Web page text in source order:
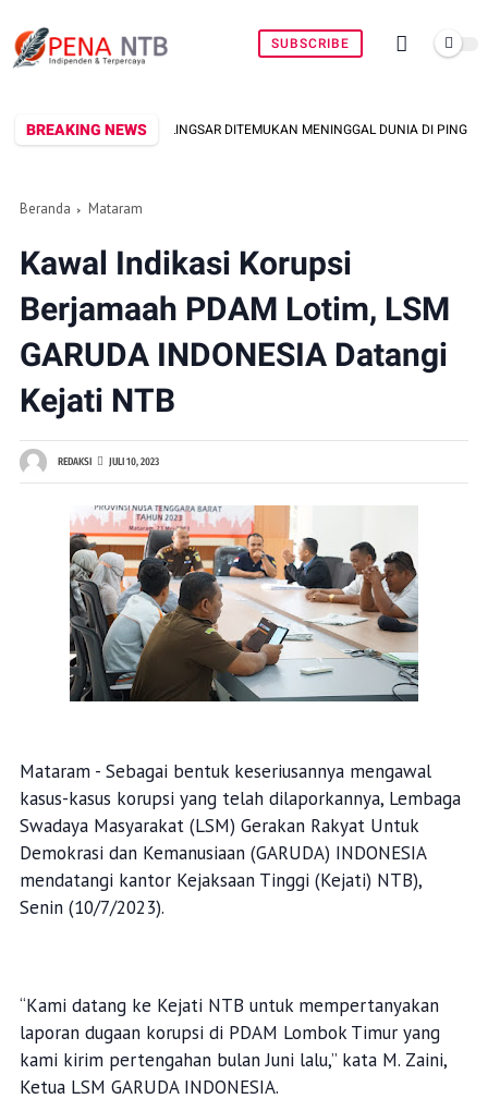
SUBSCRIBE
BREAKING NEWS
DITEMUKAN MENINGGAL DUNIA DI PINGGIR KALI LEMBAR SAAT
Beranda Mataram
Kawal Indikasi Korupsi
Berjamaah PDAM Lotim, LSM
GARUDA INDONESIA Datangi
Kejati NTB
REDAKSI JULI 10, 2023
Mataram - Sebagai bentuk keseriusannya mengawal
kasus-kasus korupsi yang telah dilaporkannya, Lembaga
Swadaya Masyarakat (LSM) Gerakan Rakyat Untuk
Demokrasi dan Kemanusiaan (GARUDA) INDONESIA
mendatangi kantor Kejaksaan Tinggi (Kejati) NTB),
Senin (10/7/2023).
“Kami datang ke Kejati NTB untuk mempertanyakan
laporan dugaan korupsi di PDAM Lombok Timur yang
kami kirim pertengahan bulan Juni lalu,” kata M. Zaini,
Ketua LSM GARUDA INDONESIA.